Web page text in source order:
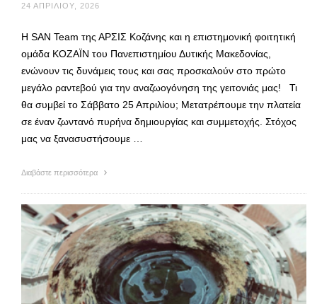
24 ΑΠΡΙΛΊΟΥ, 2026
Η SAN Team της ΑΡΣΙΣ Κοζάνης και η επιστημονική φοιτητική
ομάδα ΚΟΖΑΪΝ του Πανεπιστημίου Δυτικής Μακεδονίας,
ενώνουν τις δυνάμεις τους και σας προσκαλούν στο πρώτο
μεγάλο ραντεβού για την αναζωογόνηση της γειτονιάς μας! Τι
θα συμβεί το Σάββατο 25 Απριλίου; Μετατρέπουμε την πλατεία
σε έναν ζωντανό πυρήνα δημιουργίας και συμμετοχής. Στόχος
μας να ξανασυστήσουμε …
Διαβάστε περισσότερα